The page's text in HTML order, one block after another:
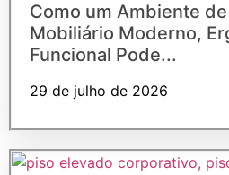
Como um Ambiente
Mobiliário Moderno,
Funcional Pode...
29 de julho de 2026